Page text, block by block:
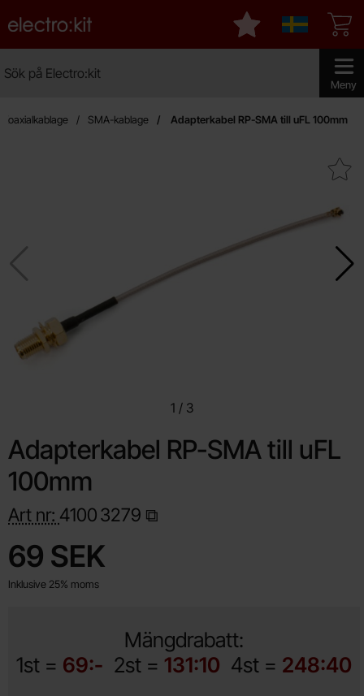
Meny
Startsidan för Electro:kit
Sverige
Mina favoriter
Koaxialkablage SMA-kablage Adapterkabel RP-SMA till uFL 100mm
Makera adapterkabel RP-SMA
1 / 3
Adapterkabel RP-SMA till uFL
100mm
Art nr: 41003279
pris
69 SEK
Inklusive 25% moms
Mängdrabatt:
1st = 69:- 2st = 131:10 4st = 248:40